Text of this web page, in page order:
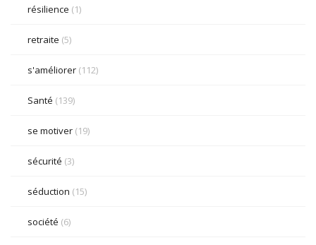
résilience (1)
retraite (5)
s'améliorer (112)
Santé (139)
se motiver (19)
sécurité (3)
séduction (15)
société (6)